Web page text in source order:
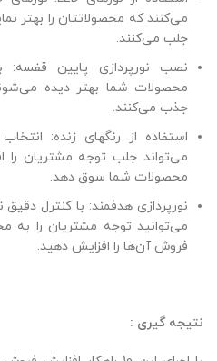
می‌کنند که محصولاتتان را بهتر
جلب می‌کنند.
نصب نورپردازی پایین قفسه:
محصولات شما بهتر دیده
جذب می‌کنند.
استفاده از رنگهای زنده:
می‌تواند جلب توجه مشتریان
محصولات شما سوق دهد.
نورپردازی هدفمند: با کنترل
می‌توانید توجه مشتریان را
فروش آن‌ها را افزایش دهید.
نتیجه گیری :